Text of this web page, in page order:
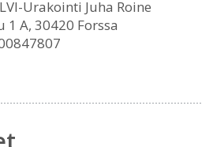
LVI-Urakointi Juha Roine
1 A, 30420 Forssa